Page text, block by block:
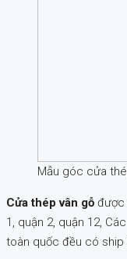
Mẫu góc cửa
Cửa thép vân gỗ được
1, quận 2, quận 12,
toàn quốc đều có ship